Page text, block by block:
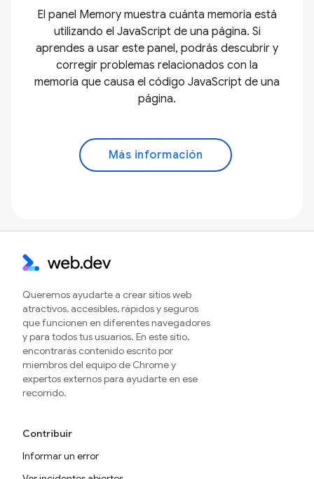
El panel Memory muestra cuánta memoria está
utilizando el JavaScript de una página. Si
aprendes a usar este panel, podrás descubrir y
corregir problemas relacionados con la
memoria que causa el código JavaScript de una
página.
Más información
Queremos ayudarte a crear sitios web
atractivos, accesibles, rápidos y seguros
que funcionen en diferentes navegadores
y para todos tus usuarios. En este sitio,
encontrarás contenido escrito por
miembros del equipo de Chrome y
expertos externos para ayudarte en ese
recorrido.
Contribuir
Informar un error